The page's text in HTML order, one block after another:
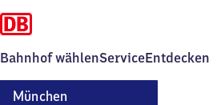
Bahnhof wählenServiceEntdecken
München